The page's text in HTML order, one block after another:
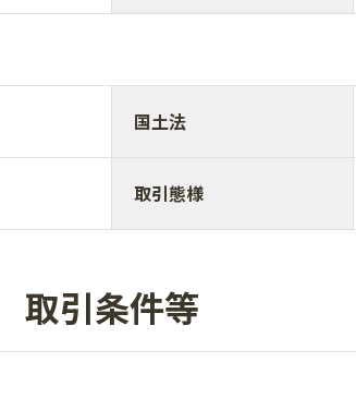
国土法
取引態様
取引条件等